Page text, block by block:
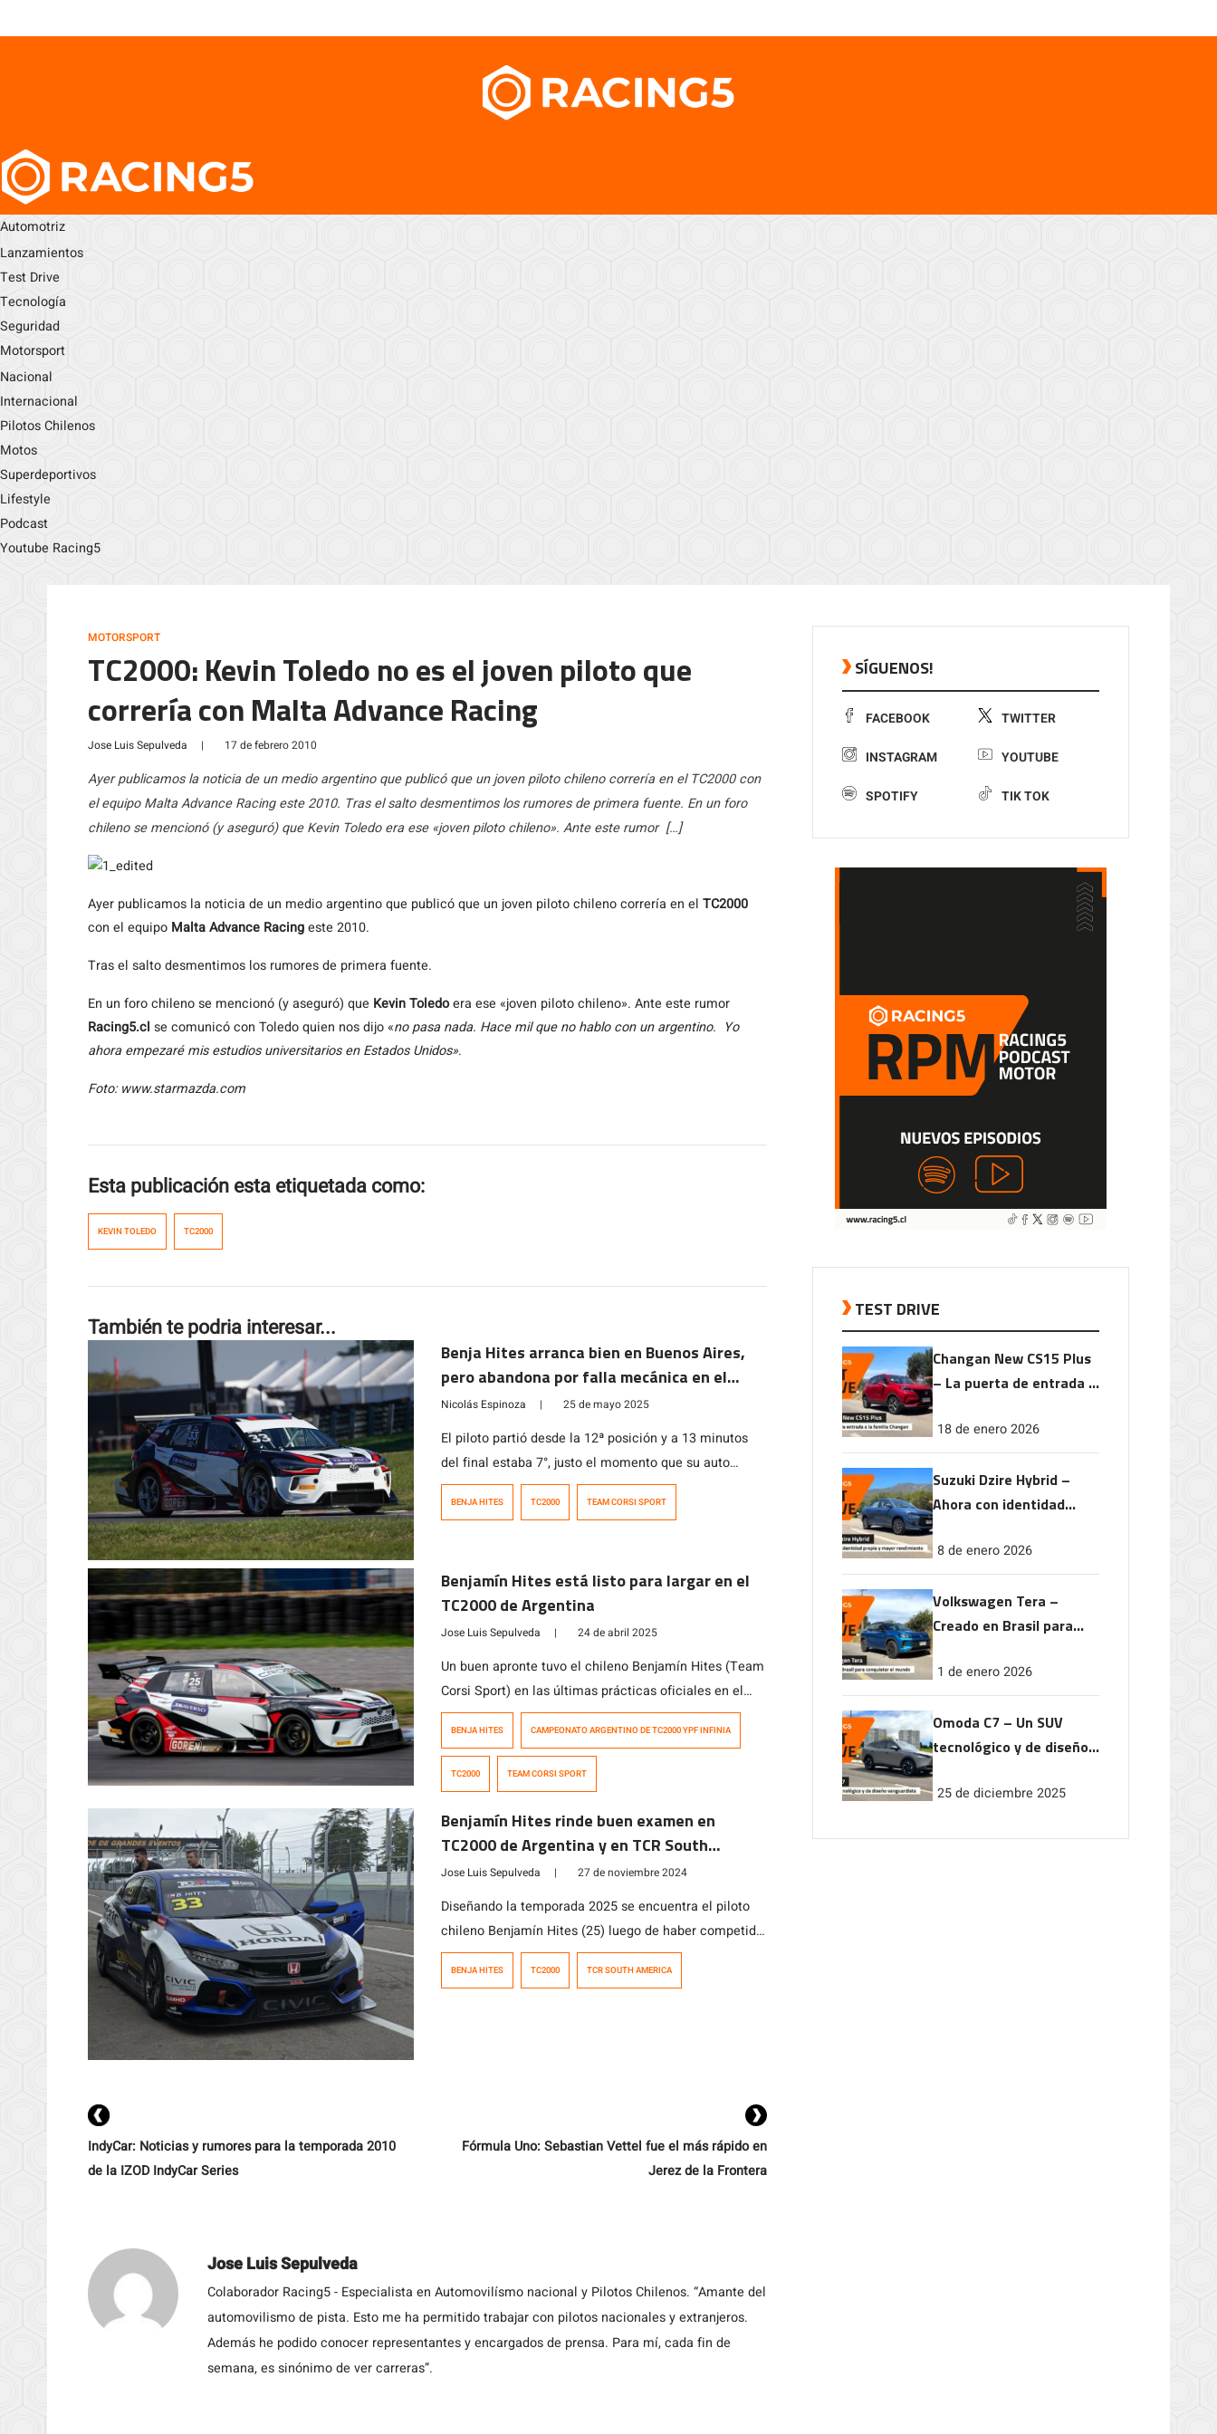
Automotriz
Lanzamientos
Test Drive
Tecnología
Seguridad
Motorsport
Nacional
Internacional
Pilotos Chilenos
Motos
Superdeportivos
Lifestyle
Podcast
Youtube Racing5
MOTORSPORT
TC2000: Kevin Toledo no es el joven piloto que
correría con Malta Advance Racing
Jose Luis Sepulveda | 17 de febrero 2010
Ayer publicamos la noticia de un medio argentino que publicó que un joven piloto chileno correría en el TC2000 con
el equipo Malta Advance Racing este 2010. Tras el salto desmentimos los rumores de primera fuente. En un foro
chileno se mencionó (y aseguró) que Kevin Toledo era ese «joven piloto chileno». Ante este rumor […]
Ayer publicamos la noticia de un medio argentino que publicó que un joven piloto chileno correría en el TC2000
con el equipo Malta Advance Racingeste 2010.
Tras el salto desmentimos los rumores de primera fuente.
En un foro chileno se mencionó (y aseguró) que Kevin Toledoera ese «joven piloto chileno». Ante este rumor
Racing5.cl se comunicó con Toledo quien nos dijo «no pasa nada. Hace mil que no hablo con un argentino. Yo
ahora empezaré mis estudios universitarios en Estados Unidos».
Foto: www.starmazda.com
Esta publicación esta etiquetada como:
KEVIN TOLEDO TC2000
También te podria interesar...
Benja Hites arranca bien en Buenos Aires,
pero abandona por falla mecánica en el
TC2000
Nicolás Espinoza | 25 de mayo 2025
El piloto partió desde la 12ª posición y a 13 minutos
del final estaba 7°, justo el momento que su auto
presentó problemas que lo dejaron fuera de la 2ª
BENJA HITES TC2000 TEAM CORSI SPORT
Benjamín Hites está listo para largar en el
TC2000 de Argentina
Jose Luis Sepulveda | 24 de abril 2025
Un buen apronte tuvo el chileno Benjamín Hites (Team
Corsi Sport) en las últimas prácticas oficiales en el
autódromo Óscar y Juan Gálvez de la capital
días 3 y 4 de mayo en la ciudad de Oberá, Misiones.
Por primera […]
BENJA HITES CAMPEONATO ARGENTINO DE TC2000 YPF INFINIA
TC2000 TEAM CORSI SPORT
Benjamín Hites rinde buen examen en
TC2000 de Argentina y en TCR South
America
Jose Luis Sepulveda | 27 de noviembre 2024
Diseñando la temporada 2025 se encuentra el piloto
chileno Benjamín Hites (25) luego de haber competido
en el Campeonato ADAC GT Masters de Alemania
BENJA HITES TC2000 TCR SOUTH AMERICA
IndyCar: Noticias y rumores para la temporada 2010
de la IZOD IndyCar Series
Fórmula Uno: Sebastian Vettel fue el más rápido en
Jerez de la Frontera
Jose Luis Sepulveda
Colaborador Racing5 - Especialista en Automovilísmo nacional y Pilotos Chilenos. “Amante del
automovilismo de pista. Esto me ha permitido trabajar con pilotos nacionales y extranjeros.
Además he podido conocer representantes y encargados de prensa. Para mí, cada fin de
semana, es sinónimo de ver carreras”.
SÍGUENOS!
FACEBOOK TWITTER
INSTAGRAM YOUTUBE
SPOTIFY TIK TOK
TEST DRIVE
Changan New CS15 Plus
– La puerta de entrada a
18 de enero 2026
Suzuki Dzire Hybrid –
Ahora con identidad
rendimiento
8 de enero 2026
Volkswagen Tera –
Creado en Brasil para
1 de enero 2026
Omoda C7 – Un SUV
tecnológico y de diseño
25 de diciembre 2025